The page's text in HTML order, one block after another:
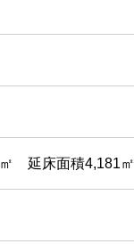
延床面積4,181㎡